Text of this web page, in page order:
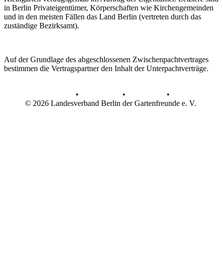
in Berlin Privateigentümer, Körperschaften wie Kirchengemeinden
und in den meisten Fällen das Land Berlin (vertreten durch das
zuständige Bezirksamt).
Auf der Grundlage des abgeschlossenen Zwischenpachtvertrages
bestimmen die Vertragspartner den Inhalt der Unterpachtverträge.
• •
•
© 2026 Landesverband Berlin der Gartenfreunde e. V.